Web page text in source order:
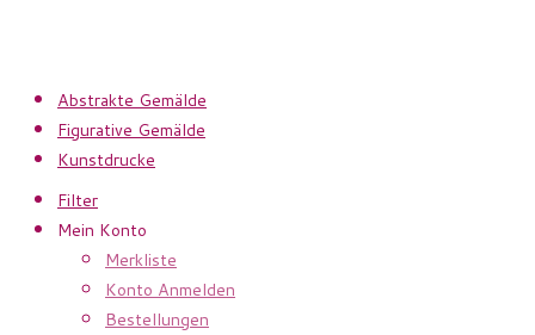
Abstrakte Gemälde
Figurative Gemälde
Kunstdrucke
Filter
Mein Konto
Merkliste
Konto Anmelden
Bestellungen